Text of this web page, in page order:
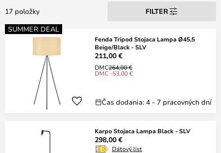
17 položky
FILTER
SUMMER DEAL
Fenda Tripod Stojaca Lampa Ø45,5
Beige/Black - SLV
211,00 €
DMC264,00 €
DMC -53,00 €
Čas dodania: 4 - 7 pracovných dní
Karpo Stojaca Lampa Black - SLV
298,00 €
Dátový list